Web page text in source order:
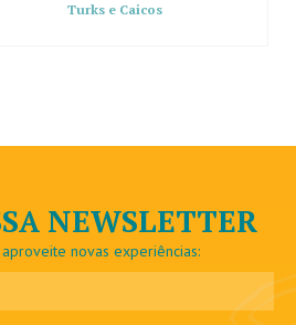
Turks e Caicos
NEWSLETTER
novas experiências: